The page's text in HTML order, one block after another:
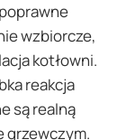
wzbiorcze,
kotłowni.
reakcja
są realną
grzewczym.